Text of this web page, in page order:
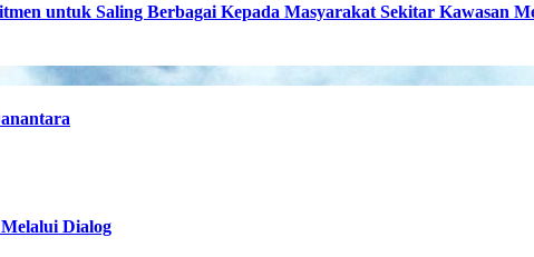
untuk Saling Berbagai Kepada Masyarakat Sekitar Kawasan
Dialog